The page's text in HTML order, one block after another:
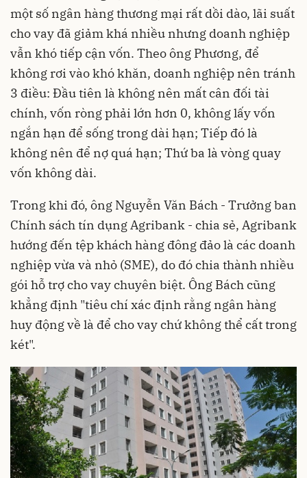
một số ngân hàng thương mại rất dồi dào, lãi suất
cho vay đã giảm khá nhiều nhưng doanh nghiệp
vẫn khó tiếp cận vốn. Theo ông Phương, để
không rơi vào khó khăn, doanh nghiệp nên tránh
3 điều: Đầu tiên là không nên mất cân đối tài
chính, vốn ròng phải lớn hơn 0, không lấy vốn
ngắn hạn để sống trong dài hạn; Tiếp đó là
không nên để nợ quá hạn; Thứ ba là vòng quay
vốn không dài.
Trong khi đó, ông Nguyễn Văn Bách - Trưởng ban
Chính sách tín dụng Agribank - chia sẻ, Agribank
hướng đến tệp khách hàng đông đảo là các doanh
nghiệp vừa và nhỏ (SME), do đó chia thành nhiều
gói hỗ trợ cho vay chuyên biệt. Ông Bách cũng
khẳng định "tiêu chí xác định rằng ngân hàng
huy động về là để cho vay chứ không thể cất trong
két".